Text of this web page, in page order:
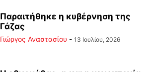
Παραιτήθηκε η κυβέρνηση της
Γάζας
Γιώργος Αναστασίου - 13 Ιουλίου, 2026